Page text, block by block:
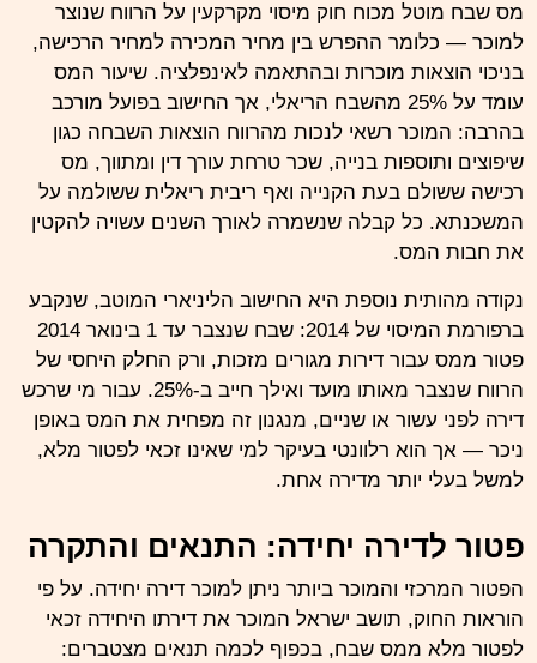
מס שבח מוטל מכוח חוק מיסוי מקרקעין על הרווח שנוצר
למוכר — כלומר ההפרש בין מחיר המכירה למחיר הרכישה,
בניכוי הוצאות מוכרות ובהתאמה לאינפלציה. שיעור המס
עומד על 25% מהשבח הריאלי, אך החישוב בפועל מורכב
בהרבה: המוכר רשאי לנכות מהרווח הוצאות השבחה כגון
שיפוצים ותוספות בנייה, שכר טרחת עורך דין ומתווך, מס
רכישה ששולם בעת הקנייה ואף ריבית ריאלית ששולמה על
המשכנתא. כל קבלה שנשמרה לאורך השנים עשויה להקטין
את חבות המס.
נקודה מהותית נוספת היא החישוב הליניארי המוטב, שנקבע
ברפורמת המיסוי של 2014: שבח שנצבר עד 1 בינואר 2014
פטור ממס עבור דירות מגורים מזכות, ורק החלק היחסי של
הרווח שנצבר מאותו מועד ואילך חייב ב-25%. עבור מי שרכש
דירה לפני עשור או שניים, מנגנון זה מפחית את המס באופן
ניכר — אך הוא רלוונטי בעיקר למי שאינו זכאי לפטור מלא,
למשל בעלי יותר מדירה אחת.
פטור לדירה יחידה: התנאים והתקרה
הפטור המרכזי והמוכר ביותר ניתן למוכר דירה יחידה. על פי
הוראות החוק, תושב ישראל המוכר את דירתו היחידה זכאי
לפטור מלא ממס שבח, בכפוף לכמה תנאים מצטברים: